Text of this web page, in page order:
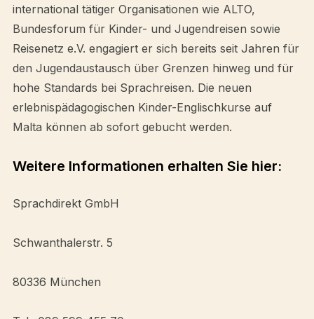
international tätiger Organisationen wie ALTO,
Bundesforum für Kinder- und Jugendreisen sowie
Reisenetz e.V. engagiert er sich bereits seit Jahren für
den Jugendaustausch über Grenzen hinweg und für
hohe Standards bei Sprachreisen. Die neuen
erlebnispädagogischen Kinder-Englischkurse auf
Malta können ab sofort gebucht werden.
Weitere Informationen erhalten Sie hier:
Sprachdirekt GmbH
Schwanthalerstr. 5
80336 München